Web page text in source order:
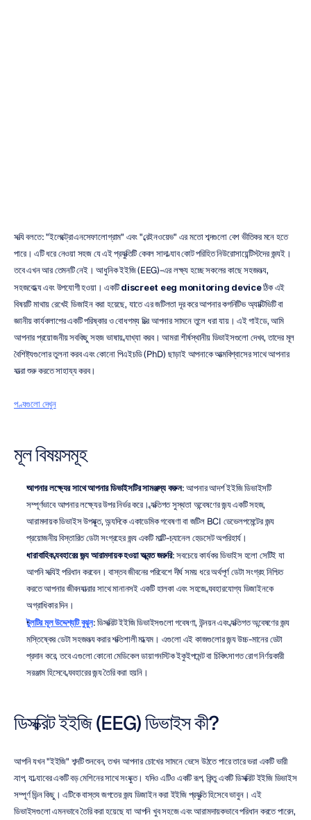
সত্যি বলতে: "ইলেক্ট্রোএনসেফালোগ্রাম" এবং "ব্রেইনওয়েভ" এর মতো শব্দগুলো বেশ ভীতিকর মনে হতে
পারে। এটি ধরে নেওয়া সহজ যে এই প্রযুক্তিটি কেবল সাদা ল্যাব কোট পরিহিত নিউরোসায়েন্টিস্টদের জন্যই।
তবে এখন আর তেমনটি নেই। আধুনিক ইইজি (EEG)-এর লক্ষ্য হচ্ছে সকলের কাছে সহজলভ্য,
সহজবোধ্য এবং উপযোগী হওয়া। একটি discreet eeg monitoring device ঠিক এই
বিষয়টি মাথায় রেখেই ডিজাইন করা হয়েছে, যাতে এর জটিলতা দূর করে আপনার কগনিটিভ অ্যাক্টিভিটি বা
জ্ঞানীয় কার্যকলাপের একটি পরিষ্কার ও বোধগম্য চিত্র আপনার সামনে তুলে ধরা যায়। এই গাইডে, আমি
আপনার প্রয়োজনীয় সবকিছু সহজ ভাষায় ব্যাখ্যা করব। আমরা শীর্ষস্থানীয় ডিভাইসগুলো দেখব, তাদের মূল
বৈশিষ্ট্যগুলোর তুলনা করব এবং কোনো পিএইচডি (PhD) ছাড়াই আপনাকে আত্মবিশ্বাসের সাথে আপনার
যাত্রা শুরু করতে সাহায্য করব।
পণ্যগুলো দেখুন
মূল বিষয়সমূহ
আপনার লক্ষ্যের সাথে আপনার ডিভাইসটির সামঞ্জস্য করুন: আপনার আদর্শ ইইজি ডিভাইসটি
সম্পূর্ণভাবে আপনার লক্ষ্যের উপর নির্ভর করে। ব্যক্তিগত সুস্থতা অন্বেষণের জন্য একটি সহজ,
আরামদায়ক ডিভাইস উপযুক্ত, অন্যদিকে একাডেমিক গবেষণা বা জটিল BCI ডেভেলপমেন্টের জন্য
প্রয়োজনীয় বিস্তারিত ডেটা সংগ্রহের জন্য একটি মাল্টি-চ্যানেল হেডসেট অপরিহার্য।
ধারাবাহিক ব্যবহারের জন্য আরামদায়ক হওয়া অত্যন্ত জরুরি: সবচেয়ে কার্যকর ডিভাইস হলো সেটিই যা
আপনি সত্যিই পরিধান করবেন। বাস্তব জীবনের পরিবেশে দীর্ঘ সময় ধরে অর্থপূর্ণ ডেটা সংগ্রহ নিশ্চিত
করতে আপনার জীবনযাত্রার সাথে মানানসই একটি হালকা এবং সহজে ব্যবহারযোগ্য ডিজাইনকে
অগ্রাধিকার দিন।
টুলটির মূল উদ্দেশ্যটি বুঝুন: ডিসক্রিট ইইজি ডিভাইসগুলো গবেষণা, উন্নয়ন এবং ব্যক্তিগত অন্বেষণের জন্য
মস্তিষ্কের ডেটা সহজলভ্য করার শক্তিশালী মাধ্যম। এগুলো এই কাজগুলোর জন্য উচ্চ-মানের ডেটা
প্রদান করে, তবে এগুলো কোনো মেডিকেল ডায়াগনস্টিক ইকুইপমেন্ট বা চিকিৎসাগত রোগ নির্ণয়কারী
সরঞ্জাম হিসেবে ব্যবহারের জন্য তৈরি করা হয়নি।
ডিসক্রিট ইইজি (EEG) ডিভাইস কী?
আপনি যখন "ইইজি" শব্দটি শুনবেন, তখন আপনার চোখের সামনে ভেসে উঠতে পারে তারে ভরা একটি ভারী
ক্যাপ, যা ল্যাবের একটি বড় মেশিনের সাথে সংযুক্ত। যদিও এটিও একটি রূপ, কিন্তু একটি ডিসক্রিট ইইজি ডিভাইস
সম্পূর্ণ ভিন্ন কিছু। এটিকে বাস্তব জগতের জন্য ডিজাইন করা ইইজি প্রযুক্তি হিসেবে ভাবুন। এই
ডিভাইসগুলো এমনভাবে তৈরি করা হয়েছে যা আপনি খুব সহজে এবং আরামদায়কভাবে পরিধান করতে পারেন,